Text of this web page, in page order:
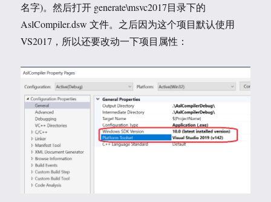
名字)。然后打开 generate\msvc2017目录下的
AslCompiler.dsw 文件。之后因为这个项目默认使用
VS2017，所以还要改动一下项目属性：